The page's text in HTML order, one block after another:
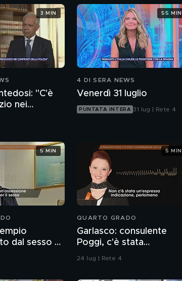
"C'è
nei
polizia"
3 MIN
4 DI SERA NEWS
Venerdì 31 luglio
PUNTATA INTERA 31 lug | Rete 4
55 MIN
dal sesso o
5 MIN
QUARTO GRADO
Garlasco: consulente
Poggi, c'è stata
contaminazione sulle
24 lug | Rete 4
5 MIN